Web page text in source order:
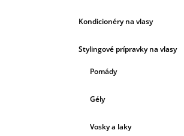
Kondicionéry na vlasy
Stylingové prípravky na vlasy
Pomády
Gély
Vosky a laky